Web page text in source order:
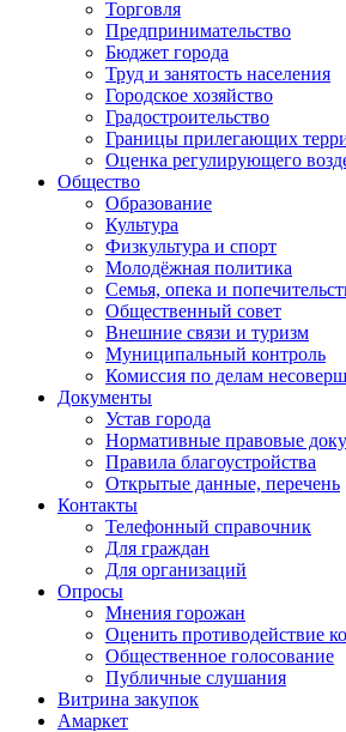
Торговля
Предпринимательство
Бюджет города
Труд и занятость населения
Городское хозяйство
Градостроительство
Границы прилегающих
Оценка регулирующего
Общество
Образование
Культура
Физкультура и спорт
Молодёжная политика
Семья, опека и
Общественный совет
Внешние связи и туризм
Муниципальный контроль
Комиссия по делам
Документы
Устав города
Нормативные правовые
Правила благоустройства
Открытые данные, перечень
Контакты
Телефонный справочник
Для граждан
Для организаций
Опросы
Мнения горожан
Оценить противодействие
Общественное голосование
Публичные слушания
Витрина закупок
Амаркет